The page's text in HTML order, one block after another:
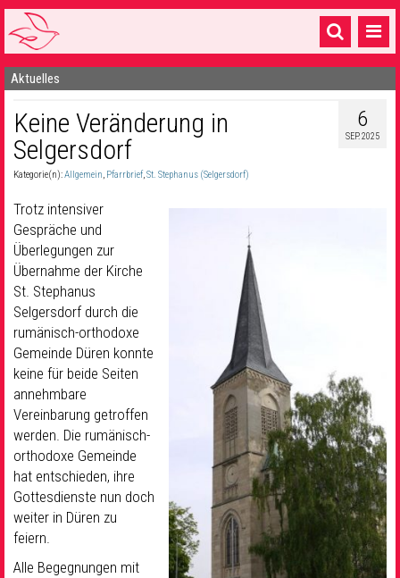
Startseite
1 Pfarrei
16 Gemeinden & mehr
Sakramente & Feste
Gemeinschaft & Soziales
Musik & Kultur
Seelsorge & Kontakt
Aktuelles
6
SEP. 2025
Keine Veränderung in
Selgersdorf
Kategorie(n):Allgemein, Pfarrbrief,St. Stephanus (Selgersdorf)
Trotz intensiver
Gespräche und
Überlegungen zur
Übernahme der Kirche
St. Stephanus
Selgersdorf durch die
rumänisch-orthodoxe
Gemeinde Düren konnte
keine für beide Seiten
annehmbare
Vereinbarung getroffen
werden. Die rumänisch-
orthodoxe Gemeinde
hat entschieden, ihre
Gottesdienste nun doch
weiter in Düren zu
feiern.
Alle Begegnungen mit